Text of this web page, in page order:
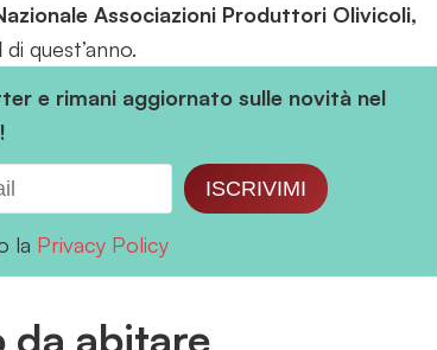
Associazioni Produttori Olivicoli,
di quest’anno.
e rimani aggiornato sulle novità nel
ISCRIVIMI
la Privacy Policy
da abitare